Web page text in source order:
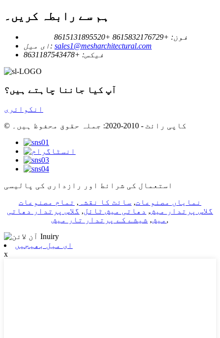
ہم سے رابطہ کریں۔
فون: +8615832176729
+8615131895520
ای میل: sales1@mesharchitectural.com
فیکس: +8631187543478
آپ کیا جاننا چاہتے ہیں؟
انکوائری
© کاپی رائٹ - 2010-2020: جملہ حقوق محفوظ ہیں۔
استعمال کی شرائط اور رازداری کی پالیسی
نمایاں مصنوعات, سائٹ کا نقشہ , تمام مصنوعات
گلاس پرتدار میش, دھاتی میش ٹائل, گلاس پرتدار دھاتی
میش, شیشے کے پرتدار تار میش ,
ای میل بھیجیں
x